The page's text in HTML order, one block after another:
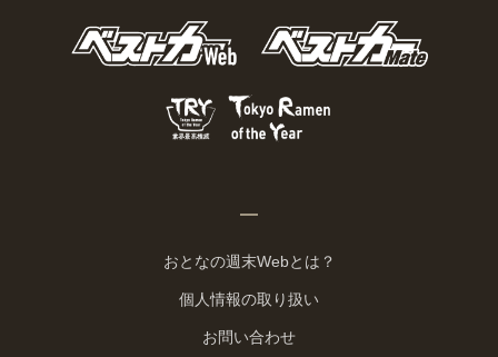
おとなの週末Webとは？
個人情報の取り扱い
お問い合わせ